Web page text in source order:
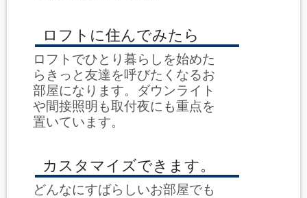
ロフトに住んでみたら
ロフトでひとり暮らしを始めた
らきっと友達を呼びたくなるお
部屋になります。ダウンライト
や間接照明も取付夜にも重点を
置いています。
カスタマイズできます。
どんなにすばらしいお部屋でも